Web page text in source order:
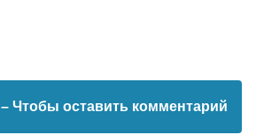
– Чтобы оставить комментарий